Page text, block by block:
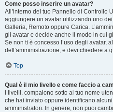
Come posso inserire un avatar?
All’interno del tuo Pannello di Controllo
aggiungere un avatar utilizzando uno
Galleria, Remoto oppure Carica.
gli avatar e decide anche il modo in cui
Se non ti è concesso l’uso degli avatar,
dell’amministrazione, e devi chiedere a
Top
Qual è il mio livello e come faccio a
I livelli, compaiono sotto al tuo nome
che hai inviato oppure identificano
amministratori. In genere, non puoi